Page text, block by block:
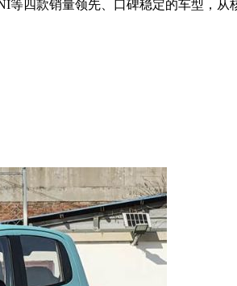
等四款销量领先、口碑稳定的车型，从